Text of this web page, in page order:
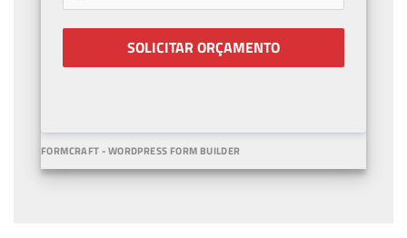
SOLICITAR ORÇAMENTO
FORMCRAFT - WORDPRESS FORM BUILDER